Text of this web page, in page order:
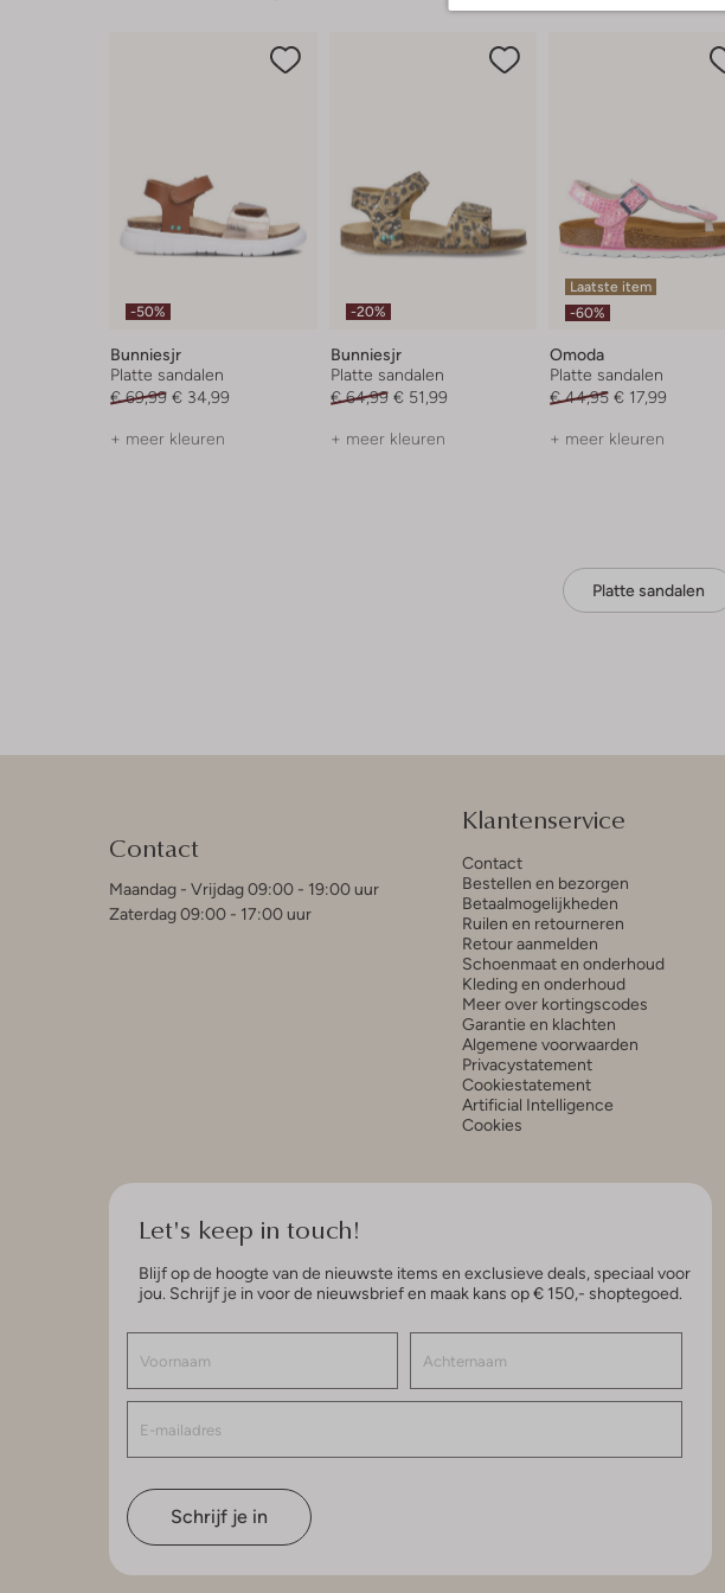
-50%
Bunniesjr
Platte sandalen
€ 69,99 € 34,99
+ meer kleuren
-20%
Bunniesjr
Platte sandalen
€ 64,99 € 51,99
+ meer kleuren
Laatste item
-60%
Omoda
Platte sandalen
€ 44,95 € 17,99
+ meer kleuren
Platte sandalen
Contact
Maandag - Vrijdag 09:00 - 19:00 uur
Zaterdag 09:00 - 17:00 uur
Klantenservice
Contact
Bestellen en bezorgen
Betaalmogelijkheden
Ruilen en retourneren
Retour aanmelden
Schoenmaat en onderhoud
Kleding en onderhoud
Meer over kortingscodes
Garantie en klachten
Algemene voorwaarden
Privacystatement
Cookiestatement
Artificial Intelligence
Cookies
Let's keep in touch!
Blijf op de hoogte van de nieuwste items en exclusieve deals, speciaal voor
jou. Schrijf je in voor de nieuwsbrief en maak kans op € 150,- shoptegoed.
Schrijf je in